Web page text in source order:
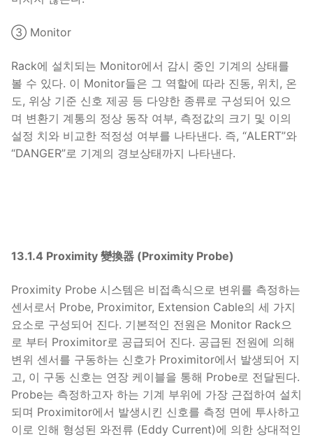
③ Monitor
Rack에 설치되는 Monitor에서 감시 중인 기계의 상태를
볼 수 있다. 이 Monitor들은 그 역할에 따라 진동, 위치, 온
도, 위상 기준 신호 제공 등 다양한 종류로 구성되어 있으
며 변환기 계통의 정상 동작 여부, 측정값의 크기 및 이의
설정 치와 비교한 적정성 여부를 나타낸다. 즉, “ALERT”와
“DANGER”로 기계의 경보상태까지 나타낸다.
13.1.4 Proximity 變換器 (Proximity Probe)
Proximity Probe 시스템은 비접촉식으로 변위를 측정하는
센서로서 Probe, Proximitor, Extension Cable의 세 가지
요소로 구성되어 진다. 기본적인 전원은 Monitor Rack으
로 부터 Proximitor로 공급되어 진다. 공급된 전원에 의해
변위 센서를 구동하는 신호가 Proximitor에서 발생되어 지
고, 이 구동 신호는 연장 케이블을 통해 Probe로 전달된다.
Probe는 측정하고자 하는 기계 부위에 가장 근접하여 설치
되며 Proximitor에서 발생시킨 신호를 측정 면에 투사하고
이로 인해 형성된 와전류 (Eddy Current)에 의한 상대적인